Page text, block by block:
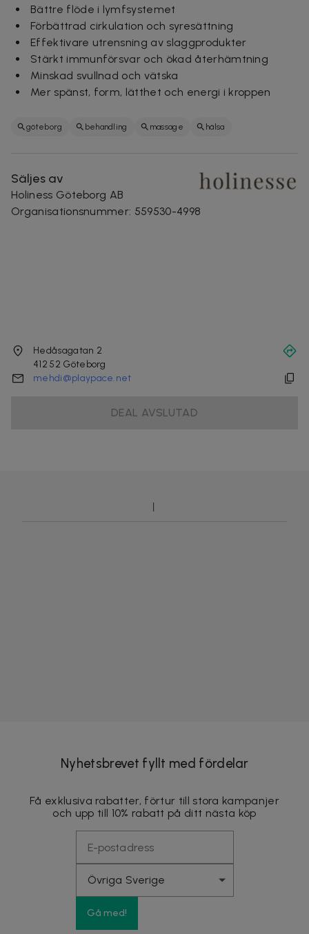
Bättre flöde i lymfsystemet
Förbättrad cirkulation och syresättning
Effektivare utrensning av slaggprodukter
Stärkt immunförsvar och ökad återhämtning
Minskad svullnad och vätska
Mer spänst, form, lätthet och energi i kroppen
göteborg behandling massage hälsa
Säljes av
Holiness Göteborg AB
Organisationsnummer: 559530-4998
Hedåsagatan 2
412 52 Göteborg
mehdi@playpace.net
DEAL AVSLUTAD
Nyhetsbrevet fyllt med fördelar
Få exklusiva rabatter, förtur till stora kampanjer
och upp till 10% rabatt på ditt nästa köp
Gå med!